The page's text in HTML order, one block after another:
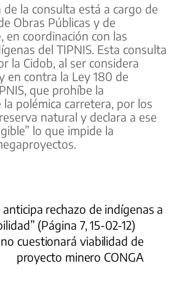
de la consulta está a cargo de
Obras Públicas y de
en coordinación con las
del TIPNIS. Esta consulta
la Cidob, al ser considera
en contra la Ley 180 de
que prohíbe la
polémica carretera, por los
natural y declara a ese
lo que impide la
rechazo de indígenas a
(Página 7, 15-02-12)
cuestionará viabilidad de
proyecto minero CONGA